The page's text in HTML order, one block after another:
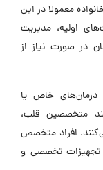
معمولا در این
اولیه، مدیریت
در صورت نیاز از
درمان‌های خاص یا
متخصصین قلب،
افراد متخصص
تجهیزات تخصصی و